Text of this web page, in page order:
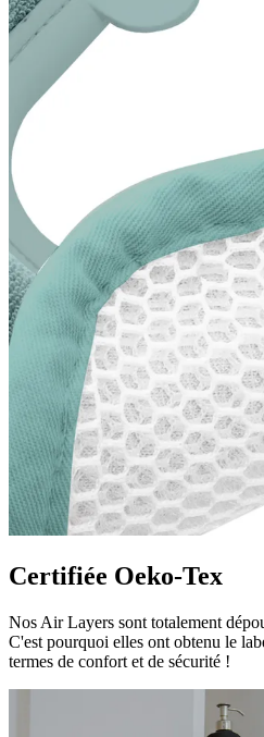
Certifiée Oeko-Tex
Nos Air Layers sont totalement
C'est pourquoi elles ont obtenu le
termes de confort et de sécurité !